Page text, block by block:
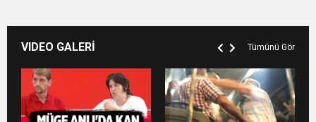
VIDEO GALERİ Tümünü Gör